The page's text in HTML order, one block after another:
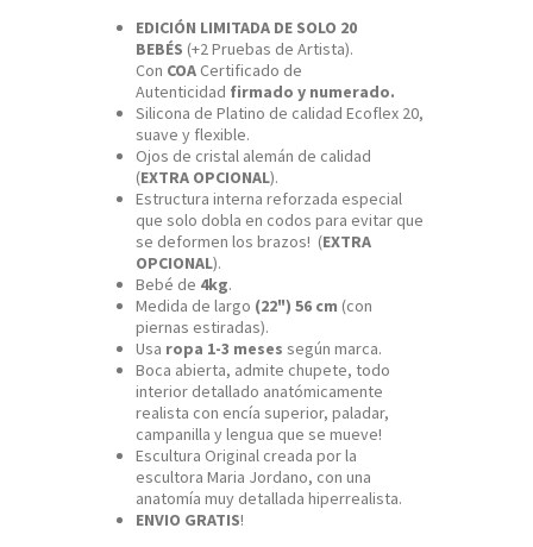
EDICIÓN LIMITADA DE SOLO 20
BEBÉS (+2 Pruebas de Artista).
Con COA Certificado de
Autenticidad firmado y numerado.
Silicona de Platino de calidad Ecoflex 20,
suave y flexible.
Ojos de cristal alemán de calidad
(EXTRA OPCIONAL).
Estructura interna reforzada especial
que solo dobla en codos para evitar que
se deformen los brazos! (EXTRA
OPCIONAL).
Bebé de 4kg.
Medida de largo (22") 56 cm (con
piernas estiradas).
Usa ropa 1-3 meses según marca.
Boca abierta, admite chupete, todo
interior detallado anatómicamente
realista con encía superior, paladar,
campanilla y lengua que se mueve!
Escultura Original creada por la
escultora Maria Jordano, con una
anatomía muy detallada hiperrealista.
ENVIO GRATIS!